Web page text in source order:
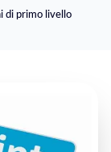
di primo livello